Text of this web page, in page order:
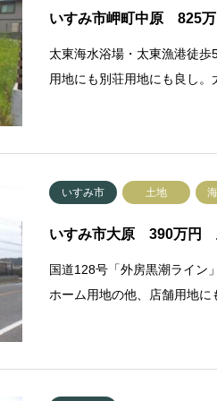
いすみ市岬町中原 825
太東海水浴場・太東漁港徒
用地にも別荘用地にも良し
いすみ市 土地
いすみ市大原 390万円
国道128号「外房黒潮ライン
ホーム用地の他、店舗用地に